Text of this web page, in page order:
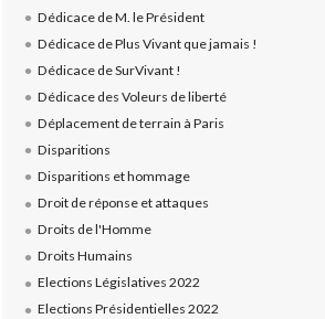
Dédicace de M. le Président
Dédicace de Plus Vivant que jamais !
Dédicace de SurVivant !
Dédicace des Voleurs de liberté
Déplacement de terrain à Paris
Disparitions
Disparitions et hommage
Droit de réponse et attaques
Droits de l'Homme
Droits Humains
Elections Législatives 2022
Elections Présidentielles 2022